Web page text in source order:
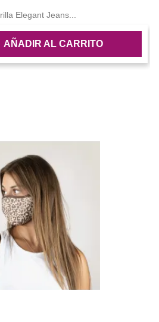
Elegant Jeans...
AÑADIR AL CARRITO